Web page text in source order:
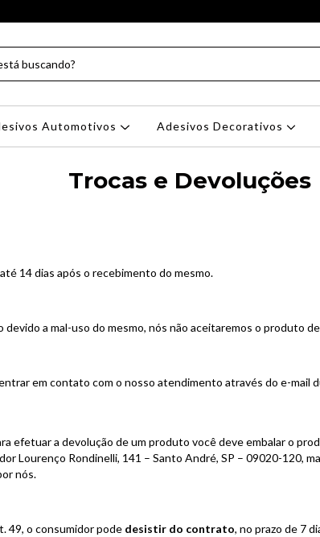
Automotivos Adesivos Decorativos
Trocas e Devoluções
14 dias após o recebimento do mesmo.
a mal-uso do mesmo, nós não aceitaremos o produto
em contato com o nosso atendimento através do e-mail
efetuar a devolução de um produto você deve embalar o
Lourenço Rondinelli, 141 – Santo André, SP – 09020-120,
nós.
49, o consumidor pode desistir do contrato, no prazo de 7